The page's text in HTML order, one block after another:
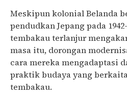
Meskipun kolonial Belanda
pendudkan Jepang pada
tembakau terlanjur
masa itu, dorongan
cara mereka mengadaptasi
praktik budaya yang
tembakau.